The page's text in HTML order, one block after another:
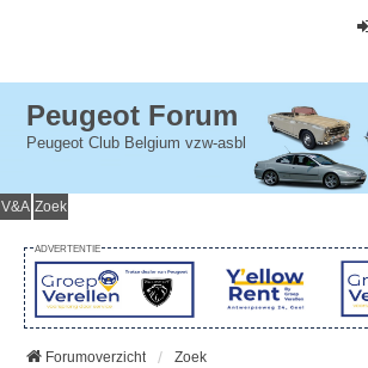
Peugeot Forum
Peugeot Club Belgium vzw-asbl
V&A Zoek
ADVERTENTIE
Forumoverzicht Zoek